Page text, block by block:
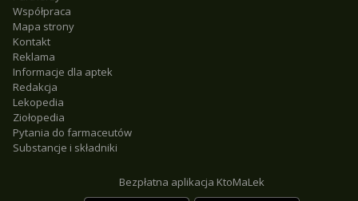
Współpraca
Mapa strony
Kontakt
Reklama
Informacje dla aptek
Redakcja
Lekopedia
Ziołopedia
Pytania do farmaceutów
Substancje i składniki
Bezpłatna aplikacja KtoMaLek